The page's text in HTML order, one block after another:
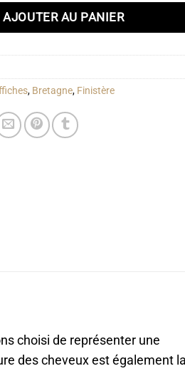
AJOUTER AU PANIER
, Bretagne, Finistère
choisi de représenter une
des cheveux est également la